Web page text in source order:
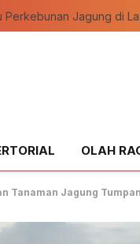
OLAH
Tanaman Jagung